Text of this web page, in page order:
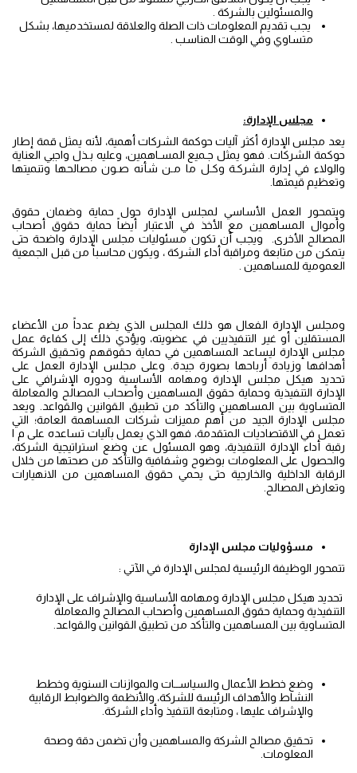
والمسئولين بالشركة .
يجب تقديم المعلومات ذات الصلة والعلاقة لمستخدميها، بشكل
متساوي وفي الوقت المناسب .
مجلس الإدارة:
يعد مجلس الإدارة أكثر آليات حوكمة الشركات أهمية، لأنه يمثل قمة إطار
حوكمة الشركات. فهو يمثل جـميع المسـاهمين، وعليه بـذل واجبي العناية
والولاء في إدارة الشركـة وكـل ما مـن شأنه صـون مصالحها وتنميتها
وتعظيم قيمتها.
ويتمحور العمل الأساسي لمجلس الإدارة حول حماية وضمان حقوق
وأموال المساهمين مع الأخذ في الاعتبار أيضاً حماية حقوق أصحاب
المصالح الأخرى. ويجب أن تكون مسئوليات مجلس الإدارة واضحة حتى
يتمكن من متابعة ومراقبة أداء الشركة ، ويكون محاسباً من قبل الجمعية
العمومية للمساهمين .
ومجلس الإدارة الفعال هو ذلك المجلس الذي يضم عدداً من الأعضاء
المستقلين أو غير التنفيذيين في عضويته، ويؤدي ذلك إلى كفاءة عمل
مجلس الإدارة ليساعد المساهمين في حماية حقوقهم وتحقيق الشركة
أهدافها وزيادة أرباحها بصورة جيدة. وعلى مجلس الإدارة العمل على
تحديد هيكل مجلس الإدارة ومهامه الأساسية ودوره الإشرافي على
الإدارة التنفيذية وحماية حقوق المساهمين وأصحاب المصالح والمعاملة
المتساوية بين المساهمين والتأكد من تطبيق القوانين والقواعد. ويعد
مجلس الإدارة الجيد من أهم مميزات شركات المساهمة العامة؛ التي
تعمل في الاقتصاديات المتقدمة، فهو الذي يعمل بآليات تساعده على م ا
رقبة أداء الإدارة التنفيذية، وهو المسئول عن وضع استراتيجية الشركة،
والحصول على المعلومات بوضوح وشفافية والتأكد من صحتها من خلال
الرقابة الداخلية والخارجية حتى يحمي حقوق المساهمين من الانهيارات
وتعارض المصالح.
مسؤوليات مجلس الإدارة
تتمحور الوظيفة الرئيسية لمجلس الإدارة في الآتي :
تحديد هيكل مجلس الإدارة ومهامه الأساسية والإشراف على الإدارة
التنفيذية وحماية حقوق المساهمين وأصحاب المصالح والمعاملة
المتساوية بين المساهمين والتأكد من تطبيق القوانين والقواعد.
وضع خطط الأعمال والسياســات والموازنات السنوية وخطط
النشاط والأهداف الرئيسة للشركة، والأنظمة والضوابط الرقابية
والإشراف عليها ، ومتابعة التنفيذ وأداء الشركة.
تحقيق مصالح الشركة والمساهمين وأن تضمن دقة وصحة
المعلومات.